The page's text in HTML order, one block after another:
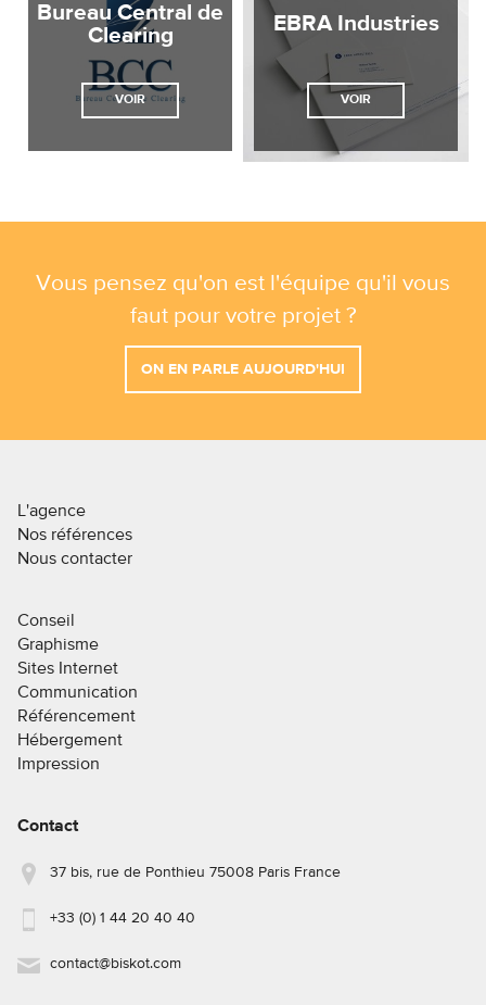
Bureau Central de
Clearing
VOIR
EBRA Industries
VOIR
Vous pensez qu'on est l'équipe qu'il vous
faut pour votre projet ?
ON EN PARLE AUJOURD'HUI
L'agence
Nos références
Nous contacter
Conseil
Graphisme
Sites Internet
Communication
Référencement
Hébergement
Impression
Contact
37 bis, rue de Ponthieu 75008 Paris France
+33 (0) 1 44 20 40 40
contact@biskot.com